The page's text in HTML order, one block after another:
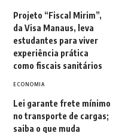
Projeto “Fiscal Mirim”,
da Visa Manaus, leva
estudantes para viver
experiência prática
como fiscais sanitários
ECONOMIA
Lei garante frete mínimo
no transporte de cargas;
saiba o que muda